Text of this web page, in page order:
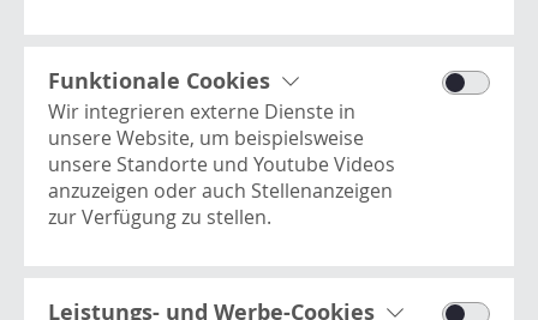
NEUER
ÜBERSICHT
ÄLTER
Dieses Cookie enthält
Basisinformationen zur Benutzer-
Session und ist essentiell für die
Website.
Funktionale Cookies
Wir integrieren externe Dienste in
unsere Website, um beispielsweise
unsere Standorte und Youtube Videos
anzuzeigen oder auch Stellenanzeigen
zur Verfügung zu stellen.
Dies ist ein Video-Player-Dienst. Es kann
vom Benutzer verwendet werden, um
Leistungs- und Werbe-Cookies